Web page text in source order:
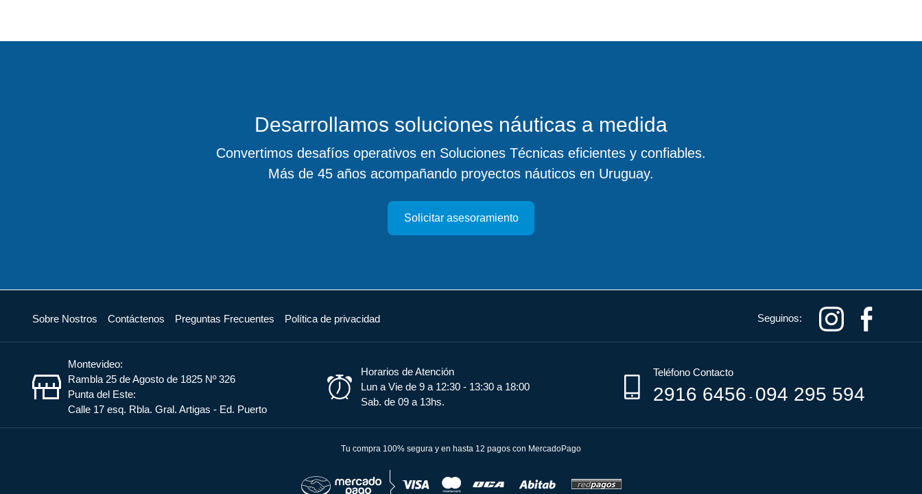
Desarrollamos soluciones náuticas a medida
Convertimos desafíos operativos en Soluciones Técnicas eficientes y confiables.
Más de 45 años acompañando proyectos náuticos en Uruguay.
Solicitar asesoramiento
Sobre Nostros Contáctenos Preguntas Frecuentes Política de privacidad Seguinos:
Montevideo:
Rambla 25 de Agosto de 1825 Nº 326
Punta del Este:
Calle 17 esq. Rbla. Gral. Artigas - Ed. Puerto
Horarios de Atención
Lun a Vie de 9 a 12:30 - 13:30 a 18:00
Sab. de 09 a 13hs.
Teléfono Contacto
2916 6456 - 094 295 594
Tu compra 100% segura y en hasta 12 pagos con MercadoPago